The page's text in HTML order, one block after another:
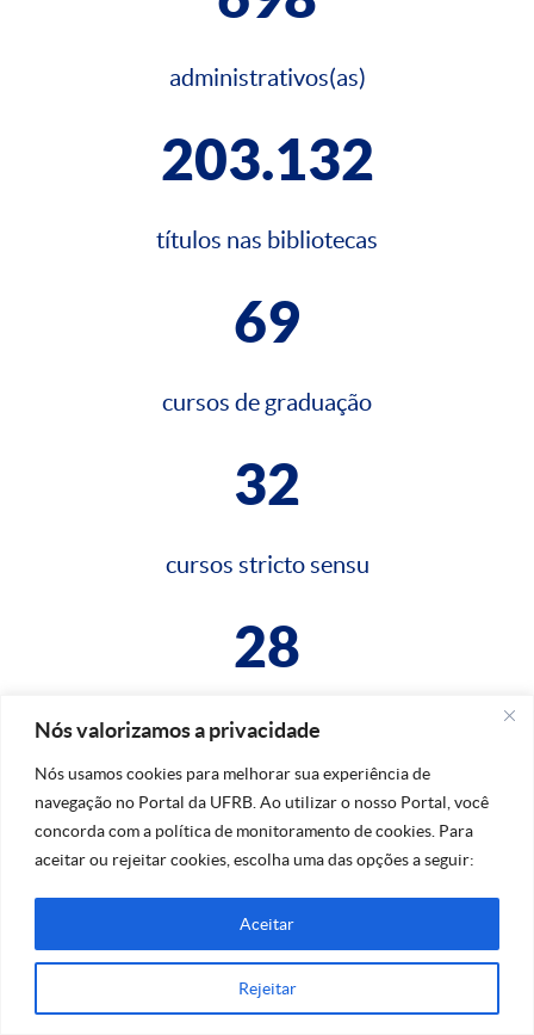
Nós valorizamos a privacidade
Nós usamos cookies para melhorar sua experiência de
navegação no Portal da UFRB. Ao utilizar o nosso Portal, você
concorda com a política de monitoramento de cookies. Para
aceitar ou rejeitar cookies, escolha uma das opções a seguir:
Rejeitar
Aceitar
administrativos(as)
203.132
títulos nas bibliotecas
69
cursos de graduação
32
cursos stricto sensu
28
cursos lato sensu
Na dúvida, fale conosco!